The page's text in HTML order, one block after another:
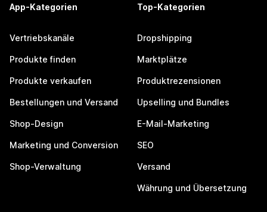
App-Kategorien
Vertriebskanäle
Produkte finden
Produkte verkaufen
Bestellungen und Versand
Shop-Design
Marketing und Conversion
Shop-Verwaltung
Top-Kategorien
Dropshipping
Marktplätze
Produktrezensionen
Upselling und Bundles
E-Mail-Marketing
SEO
Versand
Währung und Übersetzung